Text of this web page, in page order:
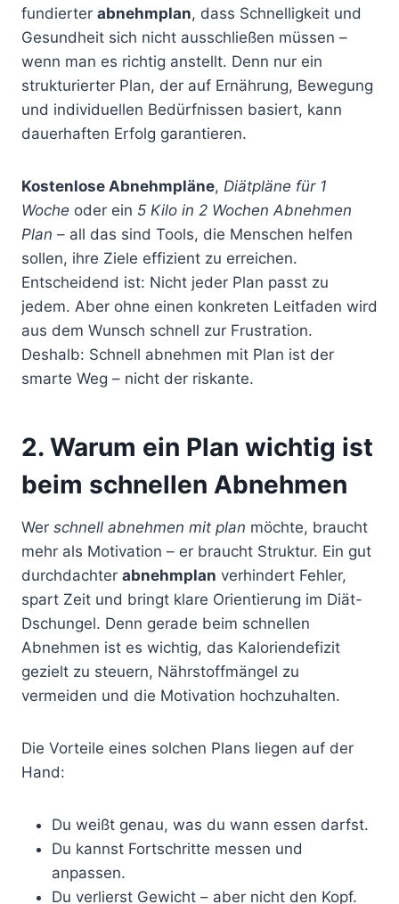
fundierter abnehmplan, dass Schnelligkeit und
Gesundheit sich nicht ausschließen müssen –
wenn man es richtig anstellt. Denn nur ein
strukturierter Plan, der auf Ernährung, Bewegung
und individuellen Bedürfnissen basiert, kann
dauerhaften Erfolg garantieren.
Kostenlose Abnehmpläne, Diätpläne für 1
Woche oder ein 5 Kilo in 2 Wochen Abnehmen
Plan – all das sind Tools, die Menschen helfen
sollen, ihre Ziele effizient zu erreichen.
Entscheidend ist: Nicht jeder Plan passt zu
jedem. Aber ohne einen konkreten Leitfaden wird
aus dem Wunsch schnell zur Frustration.
Deshalb: Schnell abnehmen mit Plan ist der
smarte Weg – nicht der riskante.
2. Warum ein Plan wichtig ist
beim schnellen Abnehmen
Wer schnell abnehmen mit plan möchte, braucht
mehr als Motivation – er braucht Struktur. Ein gut
durchdachter abnehmplan verhindert Fehler,
spart Zeit und bringt klare Orientierung im Diät-
Dschungel. Denn gerade beim schnellen
Abnehmen ist es wichtig, das Kaloriendefizit
gezielt zu steuern, Nährstoffmängel zu
vermeiden und die Motivation hochzuhalten.
Die Vorteile eines solchen Plans liegen auf der
Hand:
Du weißt genau, was du wann essen darfst.
Du kannst Fortschritte messen und
anpassen.
Du verlierst Gewicht – aber nicht den Kopf.